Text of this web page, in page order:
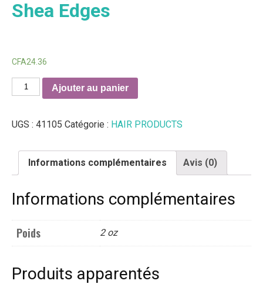
Shea Edges
CFA24.36
quantité
de
Styl
n-
Jam
Shea
Ajouter au panier
UGS : 41105 Catégorie : HAIR PRODUCTS
Informations complémentaires Avis (0)
Informations complémentaires
Poids 2 oz
Produits apparentés